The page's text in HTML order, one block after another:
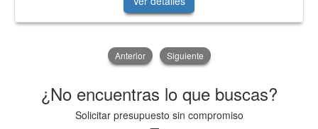
Anterior Siguiente
¿No encuentras lo que buscas?
Solicitar presupuesto sin compromiso